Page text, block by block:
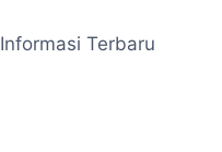
Informasi Terbaru